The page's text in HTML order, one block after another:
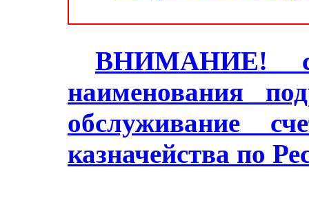
ВНИМАНИЕ! с
наименования
обслуживание
казначейства по